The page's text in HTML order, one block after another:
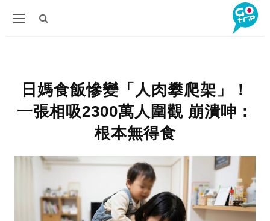
日媽食飯慘變「人肉攀爬架」！
一張相吸2300萬人圍觀 崩潰呻：
根本無得食